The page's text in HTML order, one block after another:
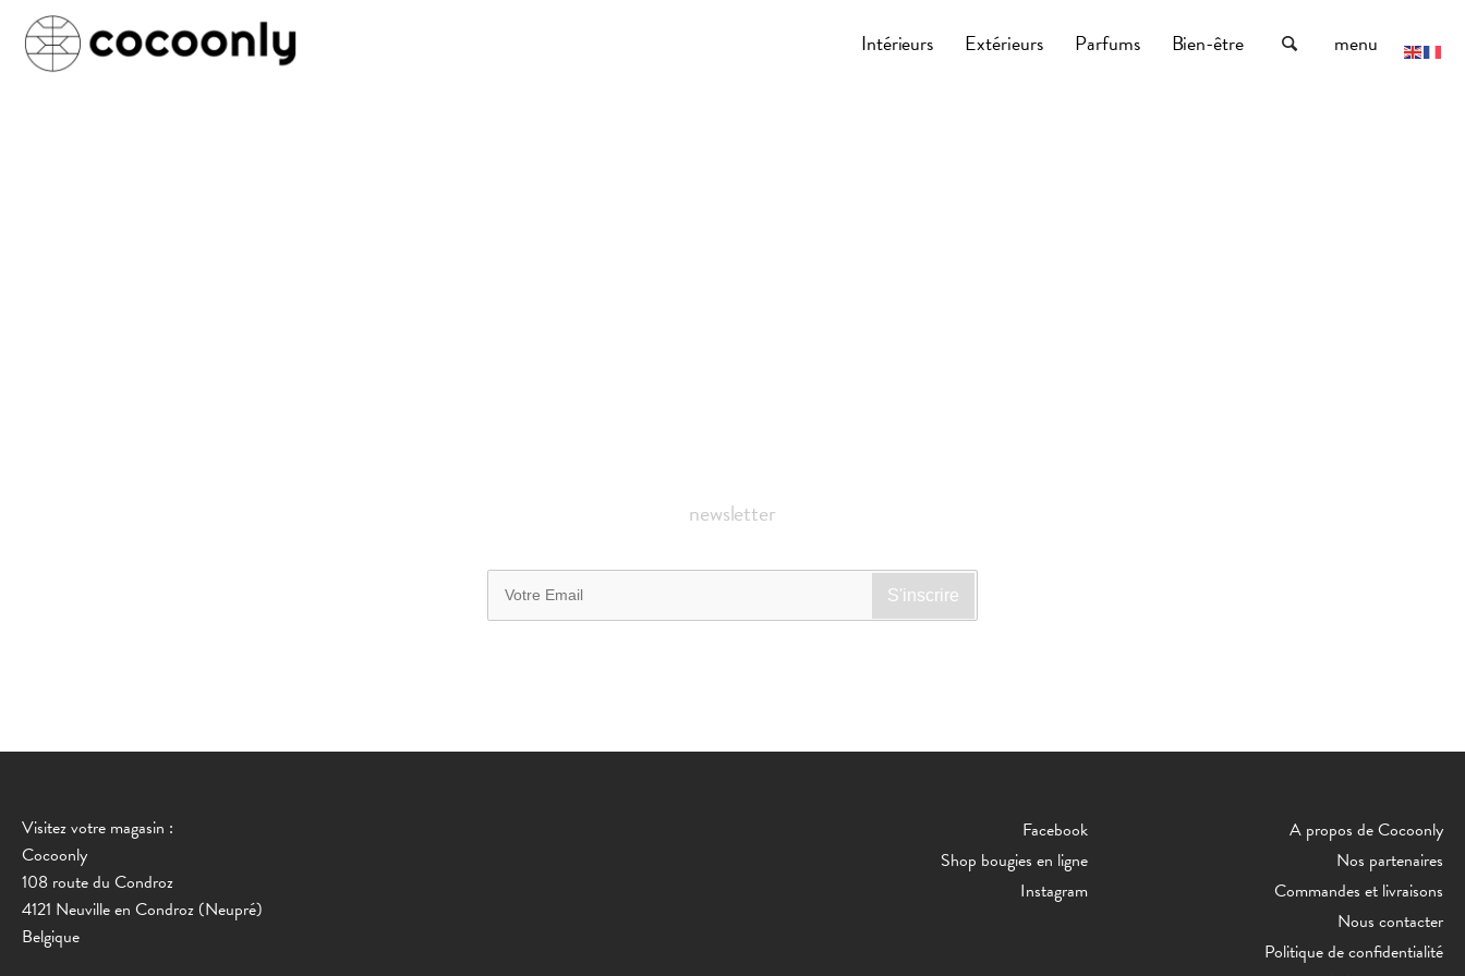
Intérieurs Extérieurs Parfums Bien-être menu
newsletter
Visitez votre magasin :
Cocoonly
108 route du Condroz
4121 Neuville en Condroz (Neupré)
Belgique
Facebook
Shop bougies en ligne
Instagram
A propos de Cocoonly
Nos partenaires
Commandes et livraisons
Nous contacter
Politique de confidentialité